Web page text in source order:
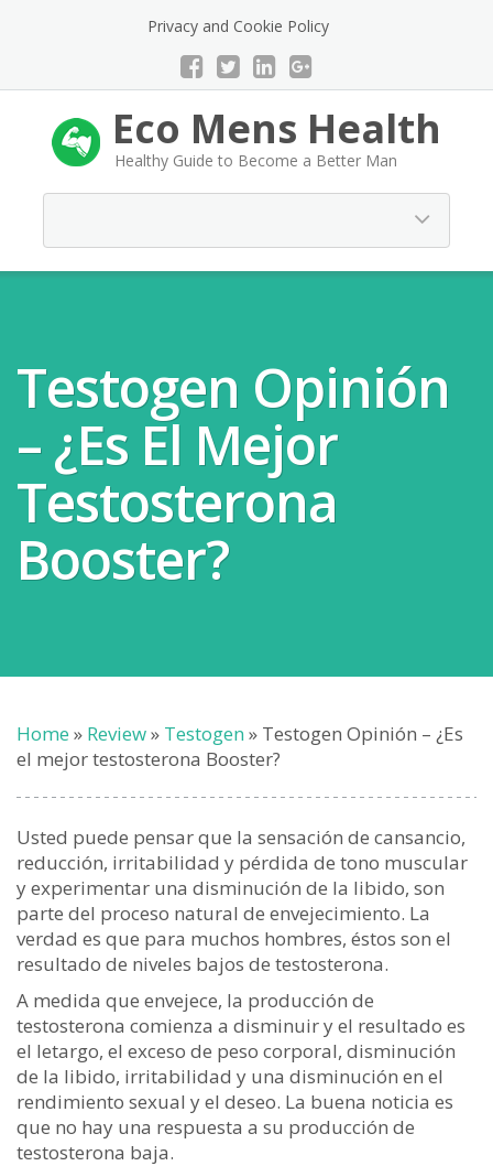
Privacy and Cookie Policy
Eco Mens Health
Healthy Guide to Become a Better Man
Testogen Opinión
– ¿Es El Mejor
Testosterona
Booster?
Home » Review» Testogen» Testogen Opinión – ¿Es
el mejor testosterona Booster?
Usted puede pensar que la sensación de cansancio,
reducción, irritabilidad y pérdida de tono muscular
y experimentar una disminución de la libido, son
parte del proceso natural de envejecimiento. La
verdad es que para muchos hombres, éstos son el
resultado de niveles bajos de testosterona.
A medida que envejece, la producción de
testosterona comienza a disminuir y el resultado es
el letargo, el exceso de peso corporal, disminución
de la libido, irritabilidad y una disminución en el
rendimiento sexual y el deseo. La buena noticia es
que no hay una respuesta a su producción de
testosterona baja.